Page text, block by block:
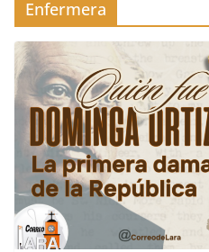
Enfermera